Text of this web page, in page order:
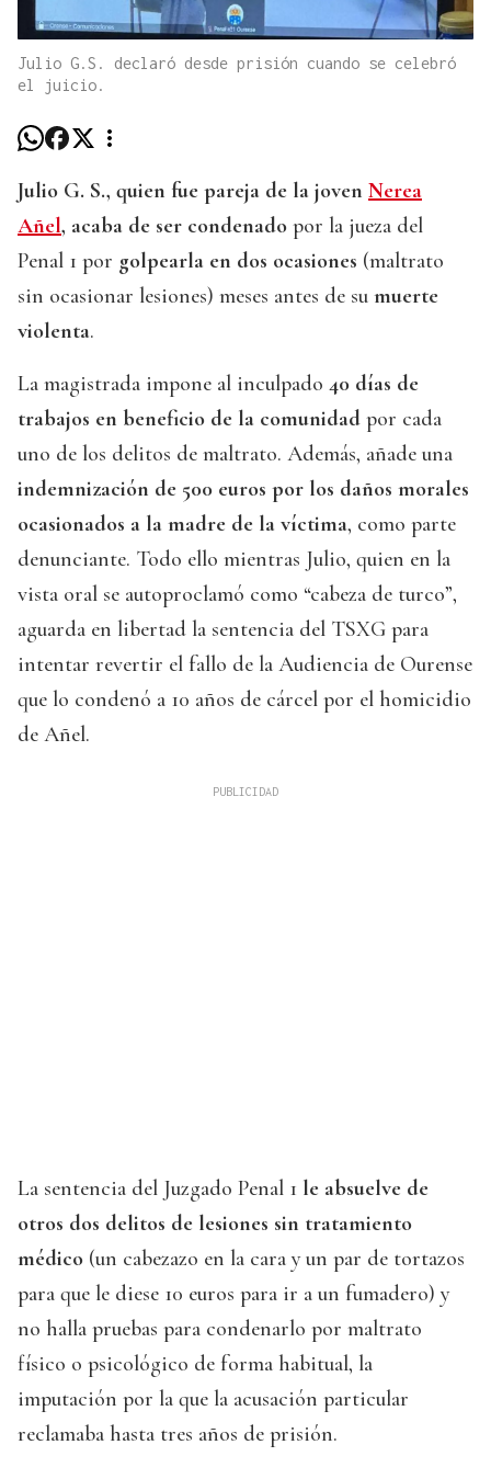
Julio G.S. declaró desde prisión cuando se celebró
el juicio.
Julio G. S., quien fue pareja de la joven Nerea
Añel, acaba de ser condenado por la jueza del
Penal 1 por golpearla en dos ocasiones (maltrato
sin ocasionar lesiones) meses antes de su muerte
violenta.
La magistrada impone al inculpado 40 días de
trabajos en beneficio de la comunidad por cada
uno de los delitos de maltrato. Además, añade una
indemnización de 500 euros por los daños morales
ocasionados a la madre de la víctima, como parte
denunciante. Todo ello mientras Julio, quien en la
vista oral se autoproclamó como “cabeza de turco”,
aguarda en libertad la sentencia del TSXG para
intentar revertir el fallo de la Audiencia de Ourense
que lo condenó a 10 años de cárcel por el homicidio
de Añel.
La sentencia del Juzgado Penal 1 le absuelve de
otros dos delitos de lesiones sin tratamiento
médico (un cabezazo en la cara y un par de tortazos
para que le diese 10 euros para ir a un fumadero) y
no halla pruebas para condenarlo por maltrato
físico o psicológico de forma habitual, la
imputación por la que la acusación particular
reclamaba hasta tres años de prisión.